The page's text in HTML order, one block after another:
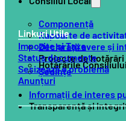
Componență
Rapoarte de
Declarații avere și
Proiecte de hotărâri
Hotărârile
Ședințe
Informații de interes
Transparență și
Linkuri Utile
Impozite și Taxe
Status documente
Sesizează o problemă
Anunțuri